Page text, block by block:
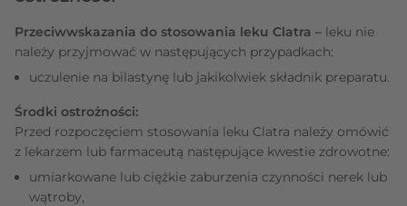
Przeciwwskazania do stosowania leku Clatra – leku nie
należy przyjmować w następujących przypadkach:
uczulenie na bilastynę lub jakikolwiek składnik preparatu.
Środki ostrożności:
Przed rozpoczęciem stosowania leku Clatra należy omówić
z lekarzem lub farmaceutą następujące kwestie zdrowotne:
umiarkowane lub ciężkie zaburzenia czynności nerek lub
wątroby,